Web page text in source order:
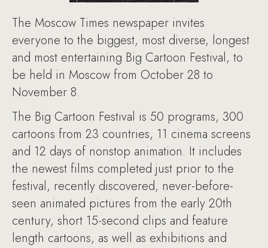
The Moscow Times newspaper invites
everyone to the biggest, most diverse, longest
and most entertaining Big Cartoon Festival, to
be held in Moscow from October 28 to
November 8.
The Big Cartoon Festival is 50 programs, 300
cartoons from 23 countries, 11 cinema screens
and 12 days of nonstop animation. It includes
the newest films completed just prior to the
festival, recently discovered, never-before-
seen animated pictures from the early 20th
century, short 15-second clips and feature
length cartoons, as well as exhibitions and